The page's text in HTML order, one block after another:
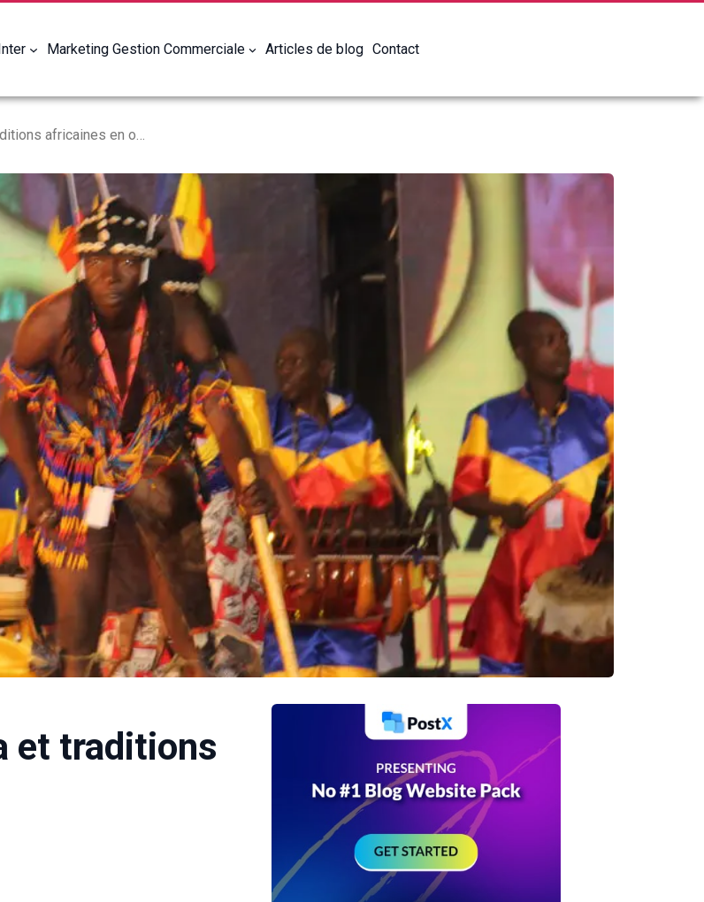
Marketing Gestion Commerciale Articles de blog Contact
et traditions